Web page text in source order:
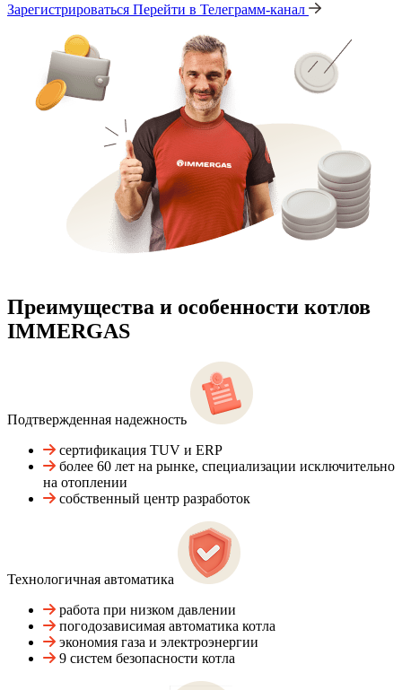
Зарегистрироваться Перейти в Телеграмм-канал
Преимущества и особенности котлов
IMMERGAS
Подтвержденная надежность
сертификация TUV и ERP
более 60 лет на рынке, специализации исключительно
на отоплении
собственный центр разработок
Технологичная автоматика
работа при низком давлении
погодозависимая автоматика котла
экономия газа и электроэнергии
9 систем безопасности котла